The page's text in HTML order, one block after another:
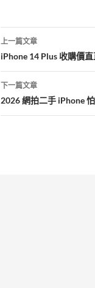
k
文
章
導
覽
上一篇文章
iPhone 14 Plus 收購價
下一篇文章
2026 網拍二手 iPhone